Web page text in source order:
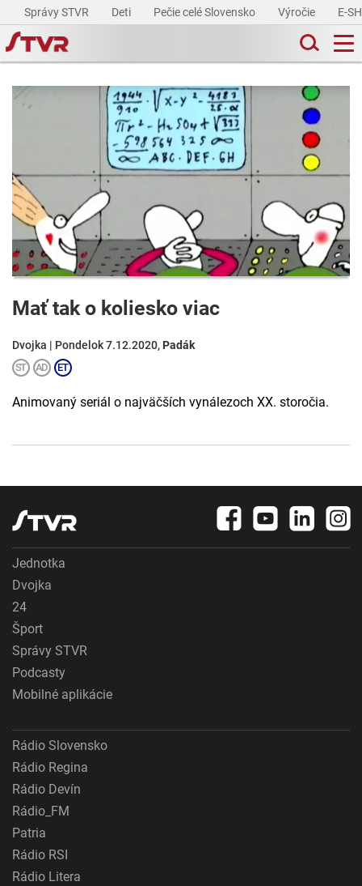
Správy STVR Deti Pečie celé Slovensko Výročie E-
Mať tak o koliesko viac
Dvojka | Pondelok 7.12.2020, Padák
Animovaný seriál o najväčších vynálezoch XX. storočia.
Jednotka
Dvojka
24
Šport
Správy STVR
Podcasty
Mobilné aplikácie
Rádio Slovensko
Rádio Regina
Rádio Devín
Rádio_FM
Patria
Rádio RSI
Rádio Litera